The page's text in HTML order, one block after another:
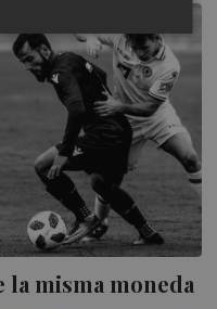
la misma moneda